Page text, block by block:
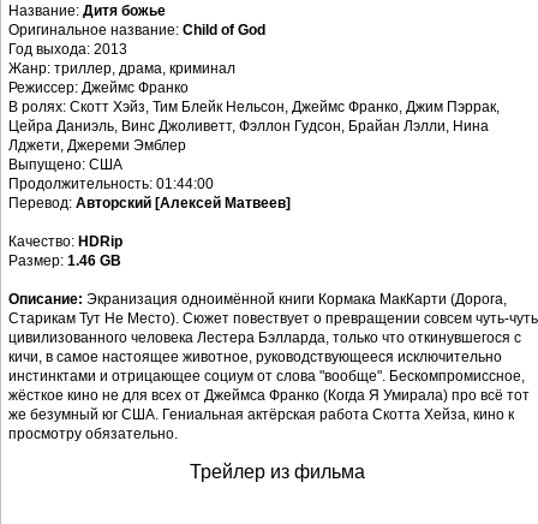
Название: Дитя божье
Оригинальное название: Child of God
Год выхода: 2013
Жанр: триллер, драма, криминал
Режиссер: Джеймс Франко
В ролях: Скотт Хэйз, Тим Блейк Нельсон, Джеймс Франко, Джим Пэррак,
Цейра Даниэль, Винс Джоливетт, Фэллон Гудсон, Брайан Лэлли, Нина
Лджети, Джереми Эмблер
Выпущено: США
Продолжительность: 01:44:00
Перевод: Авторский [Алексей Матвеев]
Качество: HDRip
Размер: 1.46 GB
Описание: Экранизация одноимённой книги Кормака МакКарти (Дорога,
Старикам Тут Не Место). Сюжет повествует о превращении совсем чуть-чуть
цивилизованного человека Лестера Бэлларда, только что откинувшегося с
кичи, в самое настоящее животное, руководствующееся исключительно
инстинктами и отрицающее социум от слова "вообще". Бескомпромиссное,
жёсткое кино не для всех от Джеймса Франко (Когда Я Умирала) про всё тот
же безумный юг США. Гениальная актёрская работа Скотта Хейза, кино к
просмотру обязательно.
Трейлер из фильма